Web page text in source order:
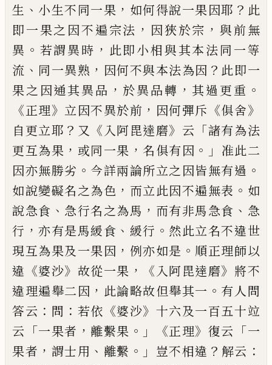
生 、 小生不同一果 ， 如何得說一果因耶 ？ 此
即一果之因不遍宗法 ， 因狹於宗 ， 與前無
異 。 若謂異時 ， 此即小相與其本法同一等
流 、 同一異熟 ， 因何不與本法為因 ？ 此即一
果之因通其異品 ， 於異品轉 ，其過更重 。
《正理》 立因不異於前 ， 因何彈斥 《俱舍》
自更立耶 ？ 又 《 入阿毘達磨》 云 「諸有為法
更互為果 ， 或同一果 ，名俱有因 。」 准此二
因亦無勝劣 。 今詳兩論所立之因皆無有過 。
如說變礙名之為色 ， 而立此因不遍無表 。 如
說急食 、 急行名之為馬 ， 而有非馬急食 、 急
行 ，亦有是馬緩食 、 緩行 。 然此立名不違世
現互為果及一果因 ， 例亦如是 。 順正理師以
違 《婆沙》 故從一果 ，《 入阿毘達磨》 將不
違理遍舉二因 ， 此論略故但舉其一 。 有人問
答云 ： 問 ： 若依 《婆沙》 十六及一百五十竝
云 「一果者 ， 離繫果 。」 《正理》 復云 「一
果者 ， 謂士用 、 離繫 。」 豈不相違 ？ 解云 ：